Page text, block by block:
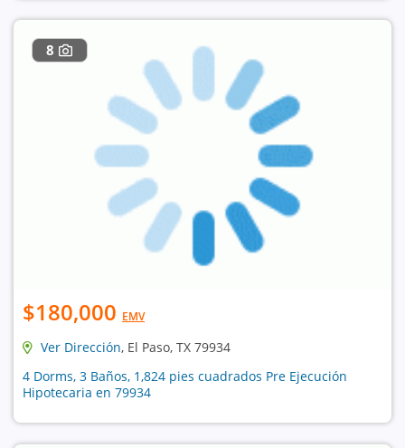
8
$180,000 EMV
Ver Dirección, El Paso, TX 79934
4 Dorms, 3 Baños, 1,824 pies cuadrados Pre Ejecución
Hipotecaria en 79934